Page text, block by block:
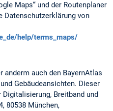
Maps“ und der Routenplaner
Datenschutzerklärung von
help/terms_maps/
anderm auch den BayernAtlas
Gebäudeansichten. Dieser
Breitband und
80538 München,